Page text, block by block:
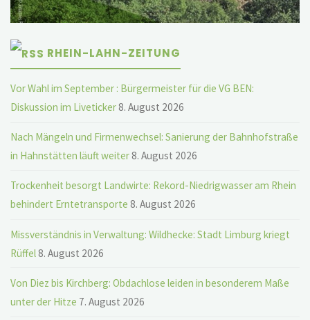
RHEIN-LAHN-ZEITUNG
Vor Wahl im September : Bürgermeister für die VG BEN:
Diskussion im Liveticker8. August 2026
Nach Mängeln und Firmenwechsel: Sanierung der Bahnhofstraße
in Hahnstätten läuft weiter8. August 2026
Trockenheit besorgt Landwirte: Rekord-Niedrigwasser am Rhein
behindert Erntetransporte 8. August 2026
Missverständnis in Verwaltung: Wildhecke: Stadt Limburg kriegt
Rüffel8. August 2026
Von Diez bis Kirchberg: Obdachlose leiden in besonderem Maße
unter der Hitze 7. August 2026